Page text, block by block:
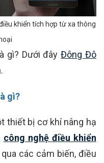
khiển tích hợp từ xa thông
gì? Dưới đâyĐông Đô
gì?
thiết bị cơ khí nâng hạ
công nghệ điều khiển
các cảm biến, điều